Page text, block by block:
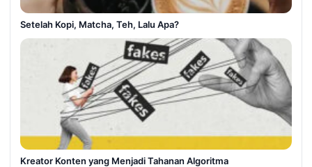
Setelah Kopi, Matcha, Teh, Lalu Apa?
Kreator Konten yang Menjadi Tahanan Algoritma